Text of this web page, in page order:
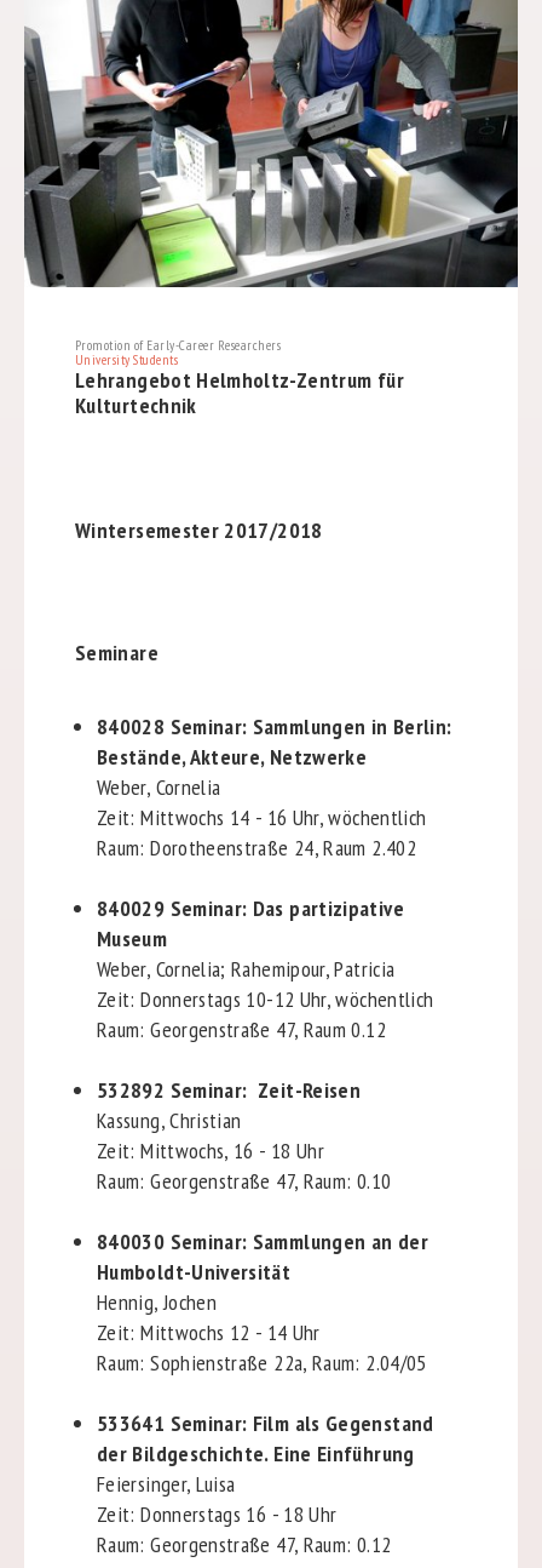
Promotion of Early-Career Researchers
University Students
Lehrangebot Helmholtz-Zentrum für
Kulturtechnik
Wintersemester 2017/2018
Seminare
840028 Seminar: Sammlungen in Berlin:
Bestände, Akteure, Netzwerke
Weber, Cornelia
Zeit: Mittwochs 14 - 16 Uhr, wöchentlich
Raum: Dorotheenstraße 24, Raum 2.402
840029 Seminar: Das partizipative
Museum
Weber, Cornelia; Rahemipour, Patricia
Zeit: Donnerstags 10-12 Uhr, wöchentlich
Raum: Georgenstraße 47, Raum 0.12
532892 Seminar: Zeit-Reisen
Kassung, Christian
Zeit: Mittwochs, 16 - 18 Uhr
Raum: Georgenstraße 47, Raum: 0.10
840030 Seminar: Sammlungen an der
Humboldt-Universität
Hennig, Jochen
Zeit: Mittwochs 12 - 14 Uhr
Raum: Sophienstraße 22a, Raum: 2.04/05
533641 Seminar: Film als Gegenstand
der Bildgeschichte. Eine Einführung
Feiersinger, Luisa
Zeit: Donnerstags 16 - 18 Uhr
Raum: Georgenstraße 47, Raum: 0.12